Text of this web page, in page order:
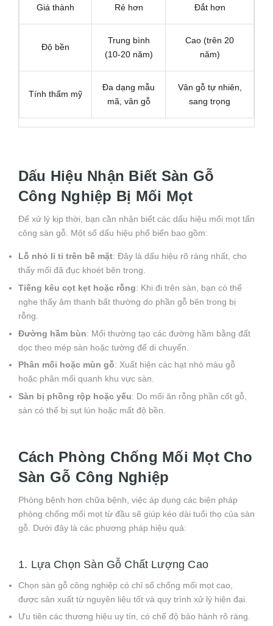
Giá thành Rẻ hơn Đắt hơn
Độ bền
Trung bình
(10-20 năm)
Cao (trên 20
năm)
Tính thẩm mỹ
Đa dạng mẫu
mã, vân gỗ
Vân gỗ tự nhiên,
sang trọng
Dấu Hiệu Nhận Biết Sàn Gỗ
Công Nghiệp Bị Mối Mọt
Để xử lý kịp thời, bạn cần nhận biết các dấu hiệu mối mọt tấn
công sàn gỗ. Một số dấu hiệu phổ biến bao gồm:
Lỗ nhỏ li ti trên bề mặt: Đây là dấu hiệu rõ ràng nhất, cho
thấy mối đã đục khoét bên trong.
Tiếng kêu cọt kẹt hoặc rỗng: Khi đi trên sàn, bạn có thể
nghe thấy âm thanh bất thường do phần gỗ bên trong bị
rỗng.
Đường hầm bùn: Mối thường tạo các đường hầm bằng đất
dọc theo mép sàn hoặc tường để di chuyển.
Phân mối hoặc mùn gỗ: Xuất hiện các hạt nhỏ màu gỗ
hoặc phân mối quanh khu vực sàn.
Sàn bị phồng rộp hoặc yếu: Do mối ăn rỗng phần cốt gỗ,
sàn có thể bị sụt lún hoặc mất độ bền.
Cách Phòng Chống Mối Mọt Cho
Sàn Gỗ Công Nghiệp
Phòng bệnh hơn chữa bệnh, việc áp dụng các biện pháp
phòng chống mối mọt từ đầu sẽ giúp kéo dài tuổi thọ của sàn
gỗ. Dưới đây là các phương pháp hiệu quả:
1. Lựa Chọn Sàn Gỗ Chất Lượng Cao
Chọn sàn gỗ công nghiệp có chỉ số chống mối mọt cao,
được sản xuất từ nguyên liệu tốt và quy trình xử lý hiện đại.
Ưu tiên các thương hiệu uy tín, có chế độ bảo hành rõ ràng.